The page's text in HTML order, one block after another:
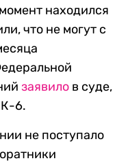
находился
что не могут с
заявило в суде,
6.
не поступало